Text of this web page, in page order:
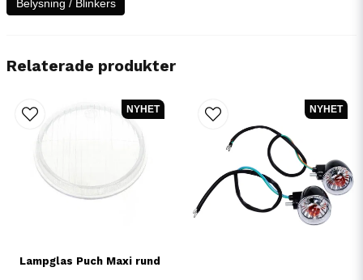
Belysning / Blinkers
Relaterade produkter
Lampglas Puch Maxi rund
NYHET NYHET